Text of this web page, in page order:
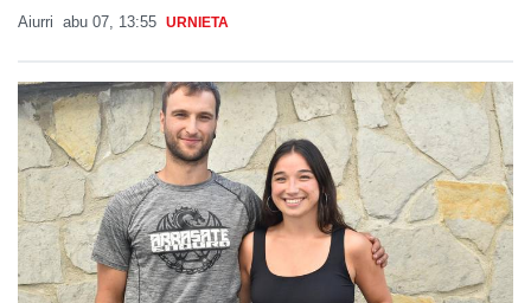
Aiurri abu 07, 13:55 URNIETA